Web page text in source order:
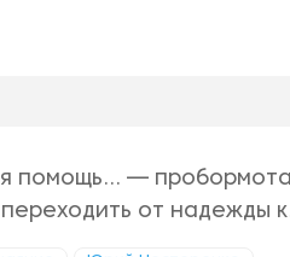
помощь... —
от надежды